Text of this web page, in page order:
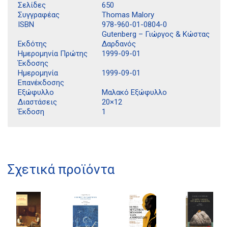
Σελίδες
650
Συγγραφέας
Thomas Malory
ISBN
978-960-01-0804-0
Εκδότης
Gutenberg – Γιώργος & Κώστας
Δαρδανός
Ημερομηνία Πρώτης
Έκδοσης
1999-09-01
Ημερομηνία
Επανέκδοσης
1999-09-01
Εξώφυλλο
Μαλακό Εξώφυλλο
Διαστάσεις
20×12
Έκδοση
1
Σχετικά προϊόντα
kombrai.bs@gmail.com